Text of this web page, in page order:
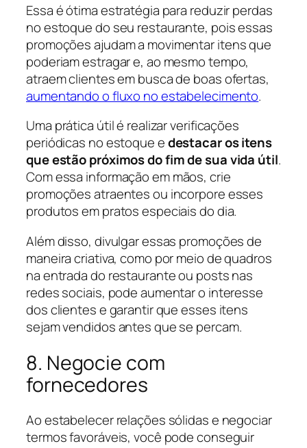
Essa é ótima estratégia para reduzir perdas
no estoque do seu restaurante, pois essas
promoções ajudam a movimentar itens que
poderiam estragar e, ao mesmo tempo,
atraem clientes em busca de boas ofertas,
aumentando o fluxo no estabelecimento.
Uma prática útil é realizar verificações
periódicas no estoque edestacar os itens
que estão próximos do fim de sua vida útil.
Com essa informação em mãos, crie
promoções atraentes ou incorpore esses
produtos em pratos especiais do dia.
Além disso, divulgar essas promoções de
maneira criativa, como por meio de quadros
na entrada do restaurante ou posts nas
redes sociais, pode aumentar o interesse
dos clientes e garantir que esses itens
sejam vendidos antes que se percam.
8. Negocie com
fornecedores
Ao estabelecer relações sólidas e negociar
termos favoráveis, você pode conseguir